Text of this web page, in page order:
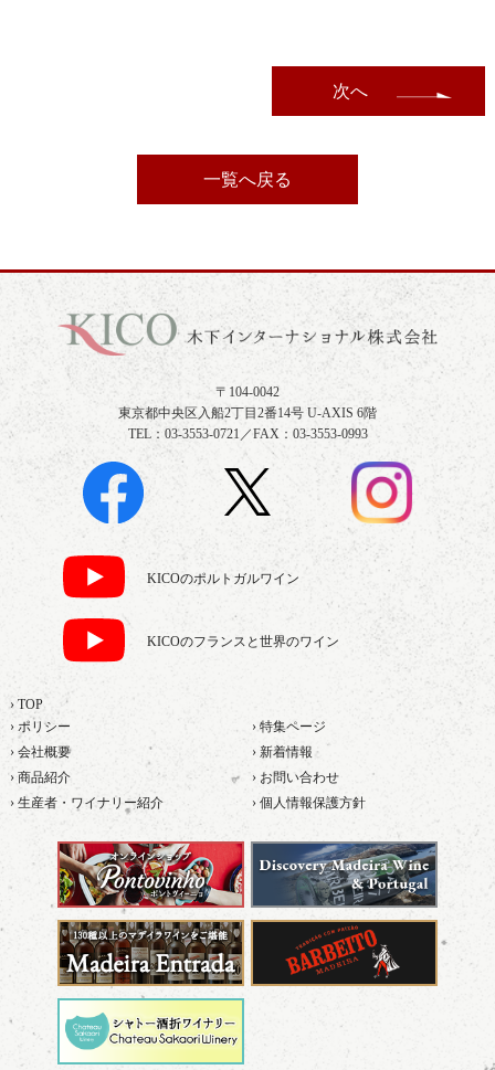
一覧へ戻る
次へ
〒104-0042
東京都中央区入船2丁目2番14号 U-AXIS 6階
TEL：03-3553-0721／FAX：03-3553-0993
KICOのポルトガルワイン
KICOのフランスと世界のワイン
› TOP
› ポリシー
› 特集ページ
› 会社概要
› 新着情報
› 商品紹介
› お問い合わせ
› 生産者・ワイナリー紹介
› 個人情報保護方針